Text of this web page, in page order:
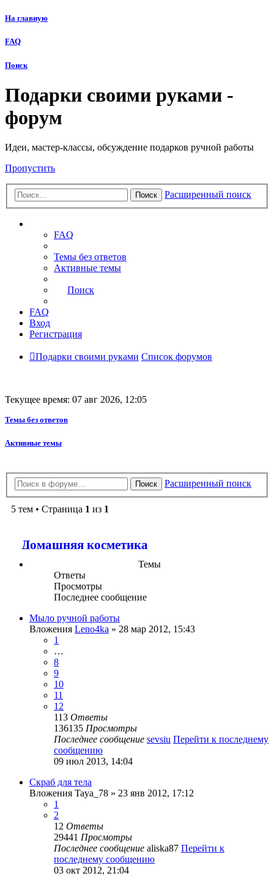
На главную
FAQ
Поиск
Подарки своими руками -
форум
Идеи, мастер-классы, обсуждение подарков ручной работы
Пропустить
Поиск Расширенный поиск
FAQ
Темы без ответов
Активные темы
Поиск
FAQ
Вход
Регистрация
Подарки своими руками Список форумов
Текущее время: 07 авг 2026, 12:05
Темы без ответов
Активные темы
Поиск Расширенный поиск
5 тем • Страница 1 из 1
Домашняя косметика
Темы
Ответы
Просмотры
Последнее сообщение
Мыло ручной работы
Вложения Leno4ka » 28 мар 2012, 15:43
1
…
8
9
10
11
12
113 Ответы
136135 Просмотры
Последнее сообщение sevsiu Перейти к последнему
сообщению
09 июл 2013, 14:04
Скраб для тела
Вложения Taya_78 » 23 янв 2012, 17:12
1
2
12 Ответы
29441 Просмотры
Последнее сообщение aliska87 Перейти к
последнему сообщению
03 окт 2012, 21:04